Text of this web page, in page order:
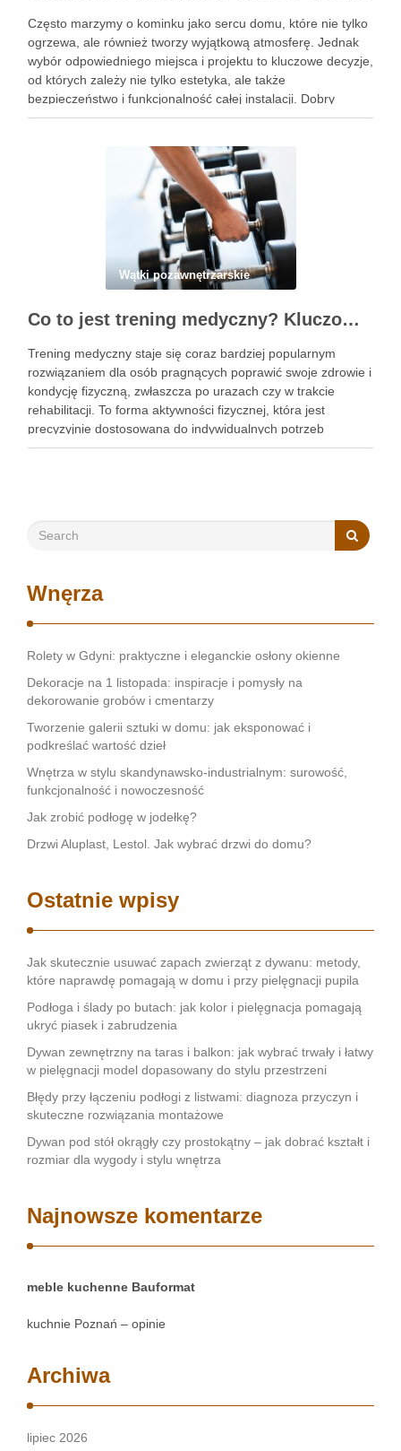
Często marzymy o kominku jako sercu domu, które nie tylko
ogrzewa, ale również tworzy wyjątkową atmosferę. Jednak
wybór odpowiedniego miejsca i projektu to kluczowe decyzje,
od których zależy nie tylko estetyka, ale także
bezpieczeństwo i funkcjonalność całej instalacji. Dobry
lokalizacja zapewni optymalne rozprowadzenie ciepła, a
Wątki pozawnętrzarskie
Co to jest trening medyczny? Kluczowe informacje, które musisz znać
Trening medyczny staje się coraz bardziej popularnym
rozwiązaniem dla osób pragnących poprawić swoje zdrowie i
kondycję fizyczną, zwłaszcza po urazach czy w trakcie
rehabilitacji. To forma aktywności fizycznej, która jest
precyzyjnie dostosowana do indywidualnych potrzeb
pacjentów, co czyni ją wyjątkowo skuteczną w walce z
Wnęrza
Rolety w Gdyni: praktyczne i eleganckie osłony okienne
Dekoracje na 1 listopada: inspiracje i pomysły na
dekorowanie grobów i cmentarzy
Tworzenie galerii sztuki w domu: jak eksponować i
podkreślać wartość dzieł
Wnętrza w stylu skandynawsko-industrialnym: surowość,
funkcjonalność i nowoczesność
Jak zrobić podłogę w jodełkę?
Drzwi Aluplast, Lestol. Jak wybrać drzwi do domu?
Ostatnie wpisy
Jak skutecznie usuwać zapach zwierząt z dywanu: metody,
które naprawdę pomagają w domu i przy pielęgnacji pupila
Podłoga i ślady po butach: jak kolor i pielęgnacja pomagają
ukryć piasek i zabrudzenia
Dywan zewnętrzny na taras i balkon: jak wybrać trwały i łatwy
w pielęgnacji model dopasowany do stylu przestrzeni
Błędy przy łączeniu podłogi z listwami: diagnoza przyczyn i
skuteczne rozwiązania montażowe
Dywan pod stół okrągły czy prostokątny – jak dobrać kształt i
rozmiar dla wygody i stylu wnętrza
Najnowsze komentarze
meble kuchenne Bauformat
kuchnie Poznań – opinie
Archiwa
lipiec 2026